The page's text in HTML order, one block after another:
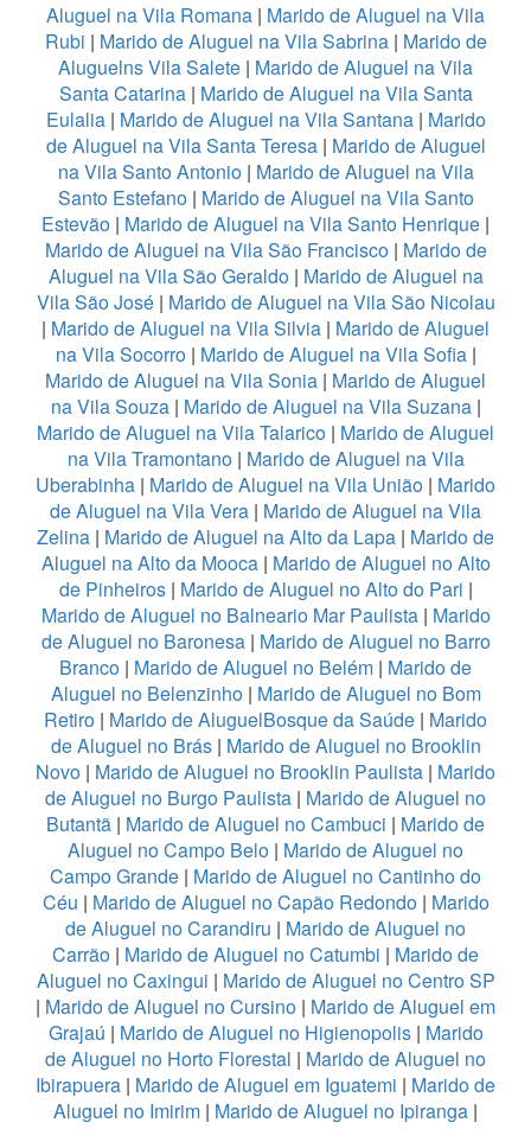
Aluguel na Vila Romana | Marido de Aluguel na Vila
Rubi | Marido de Aluguel na Vila Sabrina| Marido de
Aluguelns Vila Salete | Marido de Aluguel na Vila
Santa Catarina| Marido de Aluguel na Vila Santa
Eulalia| Marido de Aluguel na Vila Santana| Marido
de Aluguel na Vila Santa Teresa| Marido de Aluguel
na Vila Santo Antonio| Marido de Aluguel na Vila
Santo Estefano| Marido de Aluguel na Vila Santo
Estevão | Marido de Aluguel na Vila Santo Henrique |
Marido de Aluguel na Vila São Francisco| Marido de
Aluguel na Vila São Geraldo| Marido de Aluguel na
Vila São José| Marido de Aluguel na Vila São Nicolau
| Marido de Aluguel na Vila Silvia | Marido de Aluguel
na Vila Socorro| Marido de Aluguel na Vila Sofia|
Marido de Aluguel na Vila Sonia | Marido de Aluguel
na Vila Souza| Marido de Aluguel na Vila Suzana|
Marido de Aluguel na Vila Talarico | Marido de Aluguel
na Vila Tramontano| Marido de Aluguel na Vila
Uberabinha | Marido de Aluguel na Vila União | Marido
de Aluguel na Vila Vera | Marido de Aluguel na Vila
Zelina | Marido de Aluguel na Alto da Lapa | Marido de
Aluguel na Alto da Mooca| Marido de Aluguel no Alto
de Pinheiros| Marido de Aluguel no Alto do Pari |
Marido de Aluguel no Balneario Mar Paulista| Marido
de Aluguel no Baronesa| Marido de Aluguel no Barro
Branco | Marido de Aluguel no Belém | Marido de
Aluguel no Belenzinho| Marido de Aluguel no Bom
Retiro | Marido de AluguelBosque da Saúde | Marido
de Aluguel no Brás| Marido de Aluguel no Brooklin
Novo | Marido de Aluguel no Brooklin Paulista | Marido
de Aluguel no Burgo Paulista | Marido de Aluguel no
Butantã | Marido de Aluguel no Cambuci | Marido de
Aluguel no Campo Belo | Marido de Aluguel no
Campo Grande | Marido de Aluguel no Cantinho do
Céu | Marido de Aluguel no Capão Redondo| Marido
de Aluguel no Carandiru | Marido de Aluguel no
Carrão | Marido de Aluguel no Catumbi | Marido de
Aluguel no Caxingui | Marido de Aluguel no Centro SP
| Marido de Aluguel no Cursino | Marido de Aluguel em
Grajaú | Marido de Aluguel no Higienopolis| Marido
de Aluguel no Horto Florestal | Marido de Aluguel no
Ibirapuera | Marido de Aluguel em Iguatemi | Marido de
Aluguel no Imirim | Marido de Aluguel no Ipiranga |